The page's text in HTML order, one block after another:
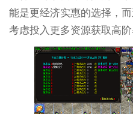
能是更经济实惠的选择，
考虑投入更多资源获取高阶